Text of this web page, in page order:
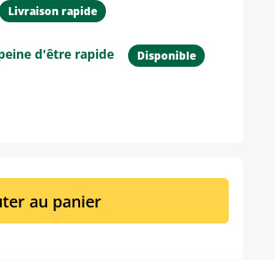
Livraison rapide
d'être rapide Disponible
quantité souhaitée ou
au panier